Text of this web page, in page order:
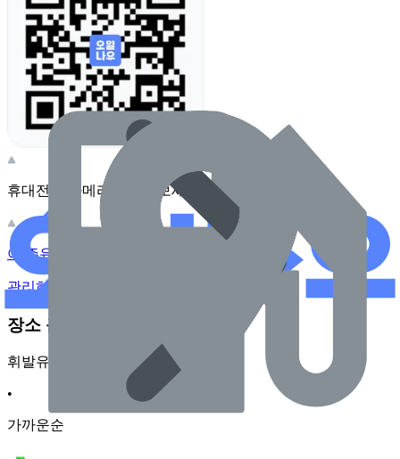
휴대전화 카메라로 찍어보세요
이 주유소의 사장님이신가요?
관리하기
장소 근처 주유소
휘발유
•
가까운순